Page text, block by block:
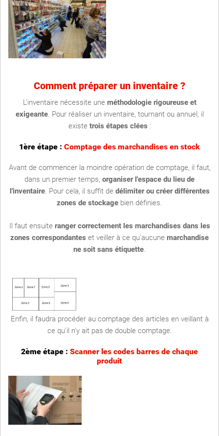
Comment préparer un inventaire ?
L'inventaire nécessite une méthodologie rigoureuse et
exigeante. Pour réaliser un inventaire, tournant ou annuel, il
existe trois étapes clées :
1ère étape : Comptage des marchandises en stock
Avant de commencer la moindre opération de comptage, il faut,
dans un premier temps, organiser l'espace du lieu de
l'inventaire. Pour cela, il suffit de délimiter ou créer différentes
zones de stockage bien définies.
Il faut ensuite ranger correctement les marchandises dans les
zones correspondantes et veiller à ce qu'aucune marchandise
ne soit sans étiquette
Enfin, il faudra procéder au comptage des articles en veillant à
ce qu'il n'y ait pas de double comptage.
2ème étape : Scanner les codes barres de chaque
produit